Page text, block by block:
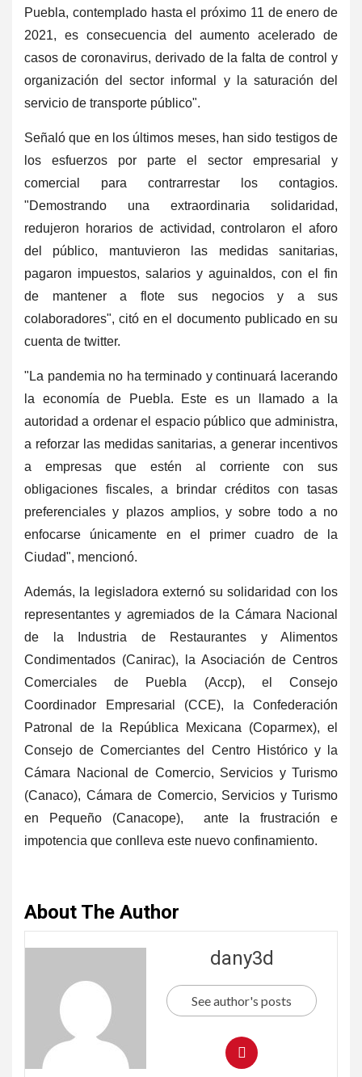
Puebla, contemplado hasta el próximo 11 de enero de
2021, es consecuencia del aumento acelerado de
casos de coronavirus, derivado de la falta de control y
organización del sector informal y la saturación del
servicio de transporte público".
Señaló que en los últimos meses, han sido testigos de
los esfuerzos por parte el sector empresarial y
comercial para contrarrestar los contagios.
"Demostrando una extraordinaria solidaridad,
redujeron horarios de actividad, controlaron el aforo
del público, mantuvieron las medidas sanitarias,
pagaron impuestos, salarios y aguinaldos, con el fin
de mantener a flote sus negocios y a sus
colaboradores", citó en el documento publicado en su
cuenta de twitter.
"La pandemia no ha terminado y continuará lacerando
la economía de Puebla. Este es un llamado a la
autoridad a ordenar el espacio público que administra,
a reforzar las medidas sanitarias, a generar incentivos
a empresas que estén al corriente con sus
obligaciones fiscales, a brindar créditos con tasas
preferenciales y plazos amplios, y sobre todo a no
enfocarse únicamente en el primer cuadro de la
Ciudad", mencionó.
Además, la legisladora externó su solidaridad con los
representantes y agremiados de la Cámara Nacional
de la Industria de Restaurantes y Alimentos
Condimentados (Canirac), la Asociación de Centros
Comerciales de Puebla (Accp), el Consejo
Coordinador Empresarial (CCE), la Confederación
Patronal de la República Mexicana (Coparmex), el
Consejo de Comerciantes del Centro Histórico y la
Cámara Nacional de Comercio, Servicios y Turismo
(Canaco), Cámara de Comercio, Servicios y Turismo
en Pequeño (Canacope), ante la frustración e
impotencia que conlleva este nuevo confinamiento.
About The Author
dany3d
See author's posts